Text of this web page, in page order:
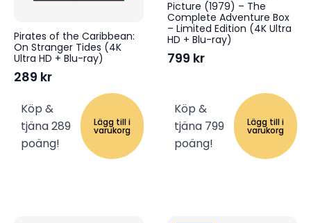
Pirates of the Caribbean:
On Stranger Tides (4K
Ultra HD + Blu-ray)
289 kr
Köp &
tjäna 289
poäng!
Lägg till i
varukorg
Picture (1979) – The
Complete Adventure Box
– Limited Edition (4K Ultra
HD + Blu-ray)
799 kr
Köp &
tjäna 799
poäng!
Lägg till i
varukorg